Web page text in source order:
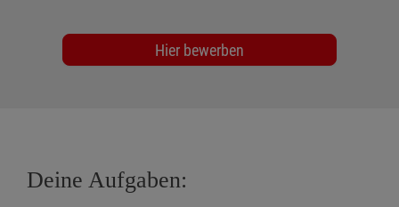
Hier bewerben
Deine Aufgaben: